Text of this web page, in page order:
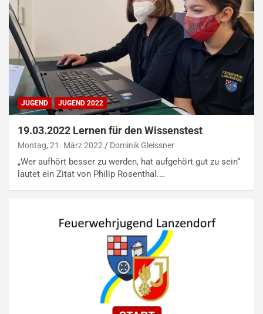
JUGEND JUGEND 2022
19.03.2022 Lernen für den Wissenstest
Montag, 21. März 2022 Dominik Gleissner
„Wer aufhört besser zu werden, hat aufgehört gut zu sein“
lautet ein Zitat von Philip Rosenthal.…